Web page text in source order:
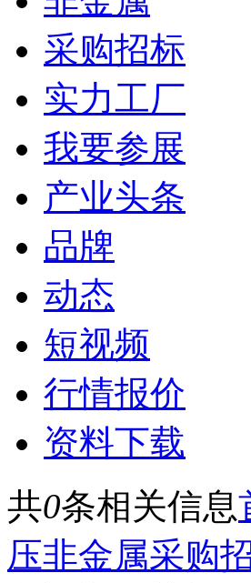
采购招标
实力工厂
我要参展
产业头条
品牌
动态
短视频
行情报价
资料下载
共0条相关信息
压非金属采购